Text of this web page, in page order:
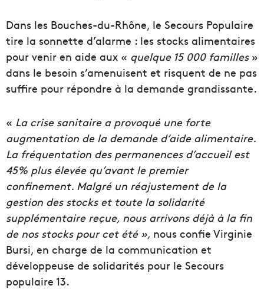
Dans les Bouches-du-Rhône, le Secours Populaire
tire la sonnette d’alarme : les stocks alimentaires
pour venir en aide aux « quelque 15 000 familles»
dans le besoin s’amenuisent et risquent de ne pas
suffire pour répondre à la demande grandissante.
« La crise sanitaire a provoqué une forte
augmentation de la demande d’aide alimentaire.
La fréquentation des permanences d’accueil est
45% plus élevée qu’avant le premier
confinement. Malgré un réajustement de la
gestion des stocks et toute la solidarité
supplémentaire reçue, nous arrivons déjà à la fin
de nos stocks pour cet été », nous confie Virginie
Bursi, en charge de la communication et
développeuse de solidarités pour le Secours
populaire 13.